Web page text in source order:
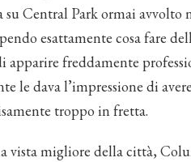
Central Park ormai avvolto
esattamente cosa fare
apparire freddamente
le dava l’impressione di
troppo in fretta.
vista migliore della città,